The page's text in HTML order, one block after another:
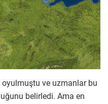
oyulmuştu ve uzmanlar bu
belirledi. Ama en